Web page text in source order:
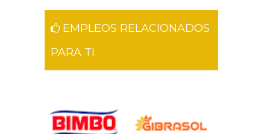
EMPLEOS RELACIONADOS
PARA TI